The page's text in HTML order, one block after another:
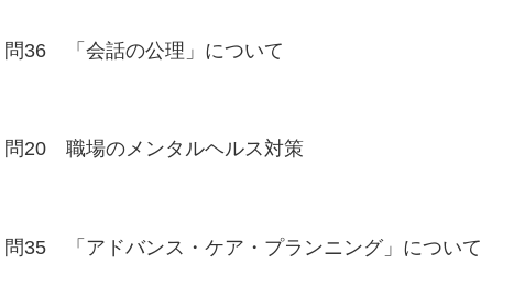
36 「会話の公理」について
20 職場のメンタルヘルス対策
35 「アドバンス・ケア・プランニング」について